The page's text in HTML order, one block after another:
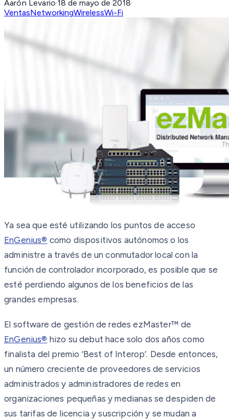
Aarón Levario·18 de mayo de 2018·
VentasNetworkingWirelessWi-Fi
Ya sea que esté utilizando los puntos de acceso
EnGenius® como dispositivos autónomos o los
administre a través de un conmutador local con la
función de controlador incorporado, es posible que se
esté perdiendo algunos de los beneficios de las
grandes empresas.
El software de gestión de redes ezMaster™ de
EnGenius® hizo su debut hace solo dos años como
finalista del premio ‘Best of Interop’. Desde entonces,
un número creciente de proveedores de servicios
administrados y administradores de redes en
organizaciones pequeñas y medianas se despiden de
sus tarifas de licencia y suscripción y se mudan a